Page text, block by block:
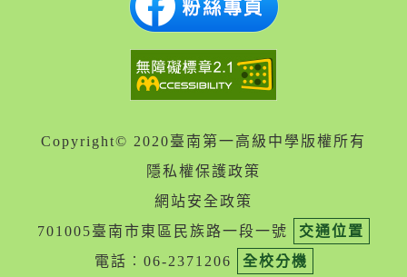
Copyright© 2020臺南第一高級中學版權所有
隱私權保護政策
網站安全政策
701005臺南市東區民族路一段一號
交通位置
電話︰06-2371206
全校分機